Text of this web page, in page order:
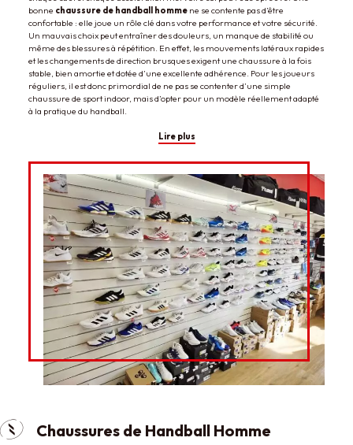
bonne chaussure de handball homme ne se contente pas d’être
confortable : elle joue un rôle clé dans votre performance et votre sécurité.
Un mauvais choix peut entraîner des douleurs, un manque de stabilité ou
même des blessures à répétition. En effet, les mouvements latéraux rapides
et les changements de direction brusques exigent une chaussure à la fois
stable, bien amortie et dotée d’une excellente adhérence. Pour les joueurs
réguliers, il est donc primordial de ne pas se contenter d’une simple
chaussure de sport indoor, mais d’opter pour un modèle réellement adapté
à la pratique du handball.
Lire plus
Chaussures de Handball Homme